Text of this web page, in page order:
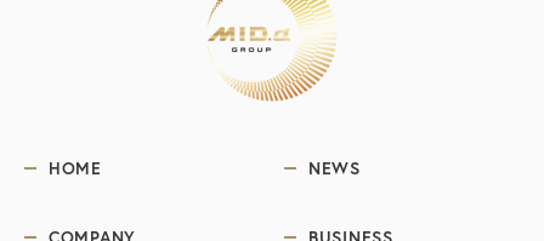
HOME NEWS